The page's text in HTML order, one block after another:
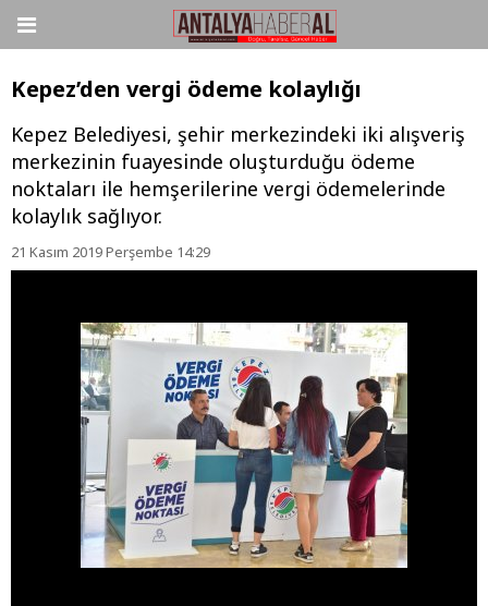
Kepez’den vergi ödeme kolaylığı
Kepez Belediyesi, şehir merkezindeki iki alışveriş
merkezinin fuayesinde oluşturduğu ödeme
noktaları ile hemşerilerine vergi ödemelerinde
kolaylık sağlıyor.
21 Kasım 2019 Perşembe 14:29